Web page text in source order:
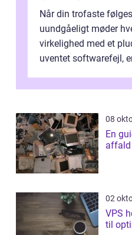
Når din trofaste
uundgåeligt møder
virkelighed med et
uventet softwarefejl,
08
En
affald
02
VPS
til